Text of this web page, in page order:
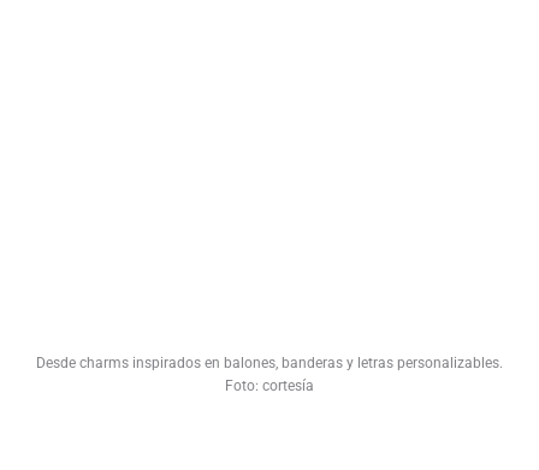
Desde charms inspirados en balones, banderas y letras personalizables.
Foto: cortesía